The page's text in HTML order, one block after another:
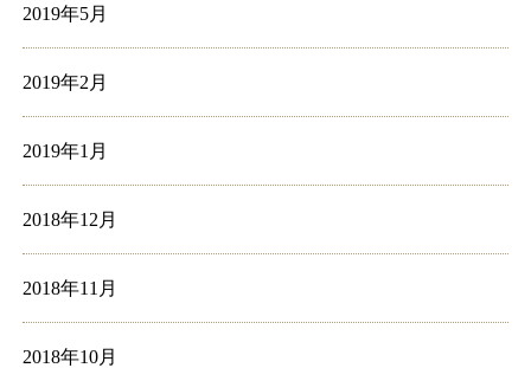
2019年5月
2019年2月
2019年1月
2018年12月
2018年11月
2018年10月